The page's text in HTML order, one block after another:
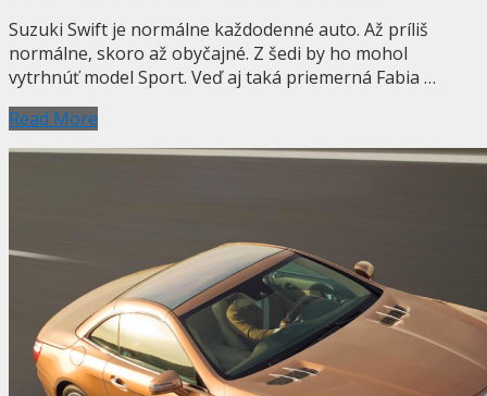
Suzuki Swift je normálne každodenné auto. Až príliš
normálne, skoro až obyčajné. Z šedi by ho mohol
vytrhnúť model Sport. Veď aj taká priemerná Fabia …
Read More